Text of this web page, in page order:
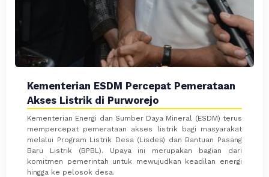
Kementerian ESDM Percepat Pemerataan
Akses Listrik di Purworejo
Kementerian Energi dan Sumber Daya Mineral (ESDM) terus
mempercepat pemerataan akses listrik bagi masyarakat
melalui Program Listrik Desa (Lisdes) dan Bantuan Pasang
Baru Listrik (BPBL). Upaya ini merupakan bagian dari
komitmen pemerintah untuk mewujudkan keadilan energi
hingga ke pelosok desa.